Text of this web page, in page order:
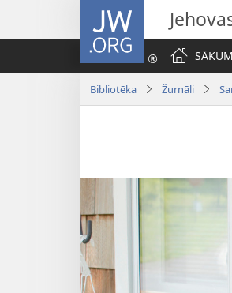
JW.ORG
Bibliotēka Žurnāli